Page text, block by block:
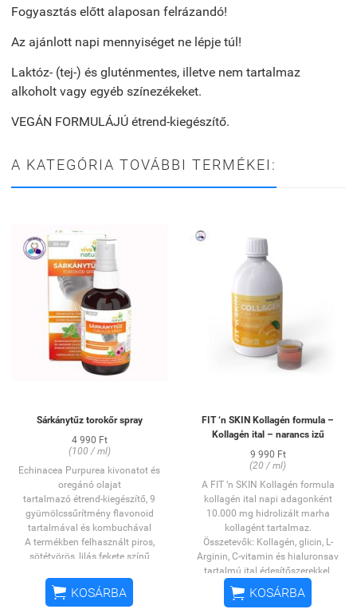
Fogyasztás előtt alaposan felrázandó!
Az ajánlott napi mennyiséget ne lépje túl!
Laktóz- (tej-) és gluténmentes, illetve nem tartalmaz
alkoholt vagy egyéb színezékeket.
VEGÁN FORMULÁJÚ étrend-kiegészítő.
A KATEGÓRIA TOVÁBBI TERMÉKEI:
Sárkánytűz torokőr spray
4 990 Ft
(100 / ml)
Echinacea Purpurea kivonatot és
oregánó olajat
tartalmazó étrend-kiegészítő, 9
gyümölcssűrítmény flavonoid
tartalmával és kombuchával
A termékben felhasznált piros,
sötétvörös, lilás fekete színű
növényi színanyagként ismert
antocianidinekban gazdagok.
 KOSÁRBA
FIT ‘n SKIN Kollagén formula –
Kollagén ital – narancs izű
9 990 Ft
(20 / ml)
A FIT ‘n SKIN Kollagén formula
kollagén ital napi adagonként
10.000 mg hidrolizált marha
kollagént tartalmaz.
Összetevők: Kollagén, glicin, L-
Arginin, C-vitamin és hialuronsav
tartalmú ital édesítőszerekkel.
A kollagén egy természetes
eredetű fehérje az emberi
 KOSÁRBA